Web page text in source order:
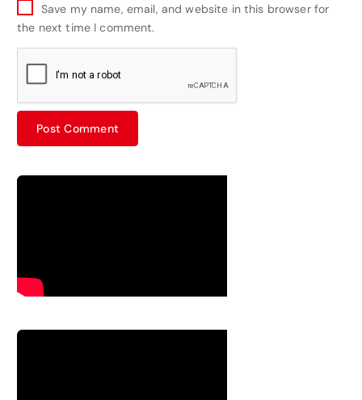
Save my name, email, and website in this browser for
the next time I comment.